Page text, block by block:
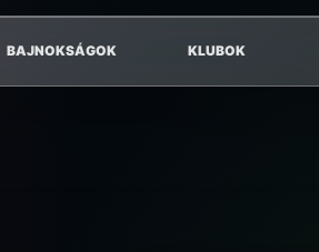
BAJNOKSÁGOK KLUBOK